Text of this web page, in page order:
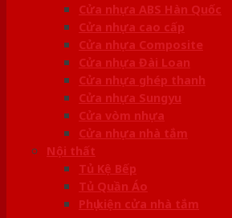
Cửa nhựa ABS Hàn Quốc
Cửa nhựa cao cấp
Cửa nhựa Composite
Cửa nhựa Đài Loan
Cửa nhựa ghép thanh
Cửa nhựa Sungyu
Cửa vòm nhựa
Cửa nhựa nhà tắm
Nội thất
Tủ Kệ Bếp
Tủ Quần Áo
Phụ kiện cửa nhà tắm